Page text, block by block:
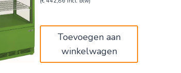
Toevoegen aan
winkelwagen